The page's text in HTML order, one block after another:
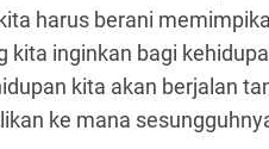
harus berani
kita inginkan bagi
kita akan berjalan
ke mana